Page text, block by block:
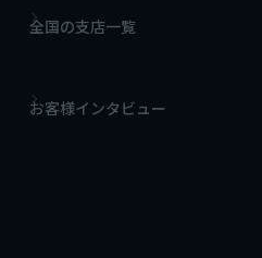
全国の支店一覧
お客様インタビュー